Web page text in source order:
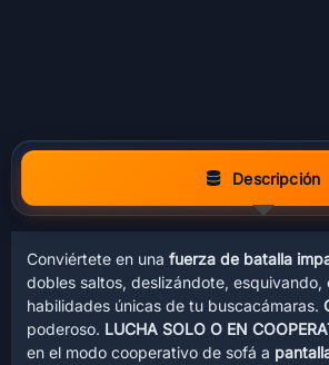
Descripción
Conviértete en una fuerza de batalla
dobles saltos, deslizándote,
habilidades únicas de tu buscacámaras.
poderoso. LUCHA SOLO O EN
en el modo cooperativo de sofá a